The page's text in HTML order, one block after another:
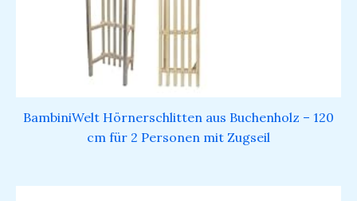
BambiniWelt Hörnerschlitten aus Buchenholz – 120
cm für 2 Personen mit Zugseil